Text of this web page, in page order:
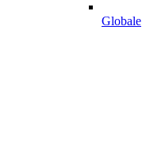
Globale